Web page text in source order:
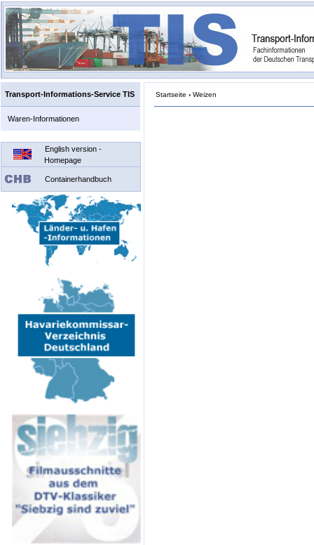
Transport-Informations-Service TIS
Waren-Informationen
English version -
Homepage
Containerhandbuch
Startseite › Weizen